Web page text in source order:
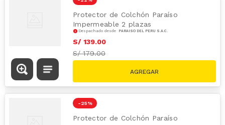
Protector de Colchón Paraíso
Impermeable 2 plazas
Despachado desde PARAÍSO DEL PERÚ S.A.C.
S/ 139.00
S/179.00
-25 %
Protector de Colchón Paraíso